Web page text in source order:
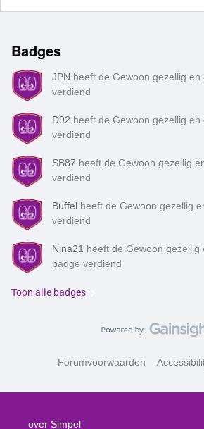
Badges
JPN heeft de Gewoon gezellig
verdiend
D92 heeft de Gewoon gezellig
verdiend
SB87 heeft de Gewoon gezellig
verdiend
Buffel heeft de Gewoon gezellig
verdiend
Nina21 heeft de Gewoon gezellig
badge verdiend
Toon alle badges
Forumvoorwaarden
over Simpel